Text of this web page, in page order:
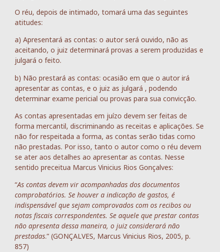
O réu, depois de intimado, tomará uma das seguintes
atitudes:
a) Apresentará as contas: o autor será ouvido, não as
aceitando, o juiz determinará provas a serem produzidas e
julgará o feito.
b) Não prestará as contas: ocasião em que o autor irá
apresentar as contas, e o juiz as julgará , podendo
determinar exame pericial ou provas para sua convicção.
As contas apresentadas em juízo devem ser feitas de
forma mercantil, discriminando as receitas e aplicações. Se
não for respeitada a forma, as contas serão tidas como
não prestadas. Por isso, tanto o autor como o réu devem
se ater aos detalhes ao apresentar as contas. Nesse
sentido preceitua Marcus Vinicius Rios Gonçalves:
“As contas devem vir acompanhadas dos documentos
comprobatórios. Se houver a indicação de gastos, é
indispensável que sejam comprovados com os recibos ou
notas fiscais correspondentes. Se aquele que prestar contas
não apresenta dessa maneira, o juiz considerará não
prestadas.” (GONÇALVES, Marcus Vinicius Rios, 2005, p.
857)